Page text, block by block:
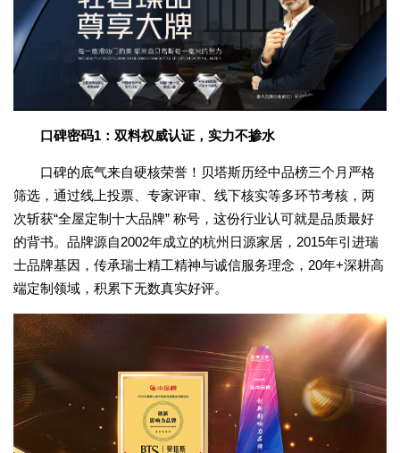
口碑密码1：双料权威认证，实力不掺水
口碑的底气来自硬核荣誉！贝塔斯历经中品榜三个月严格
筛选，通过线上投票、专家评审、线下核实等多环节考核，两
次斩获“全屋定制十大品牌” 称号，这份行业认可就是品质最好
的背书。品牌源自2002年成立的杭州日源家居，2015年引进瑞
士品牌基因，传承瑞士精工精神与诚信服务理念，20年+深耕高
端定制领域，积累下无数真实好评。